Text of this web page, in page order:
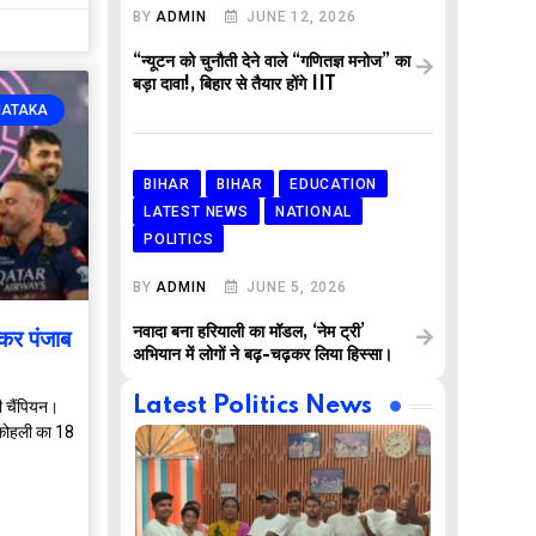
पंजाब
चैंपियन।
का 18
BY ADMIN JUNE 12, 2026
“न्यूटन को चुनौती देने वाले “गणितज्ञ मनोज” का
बड़ा दावा!, बिहार से तैयार होंगे IIT
BIHAR BIHAR
EDUCATION
LATEST NEWS
NATIONAL
POLITICS
BY ADMIN JUNE 5, 2026
नवादा बना हरियाली का मॉडल, ‘नेम ट्री’
अभियान में लोगों ने बढ़-चढ़कर लिया हिस्सा।
Latest Politics News